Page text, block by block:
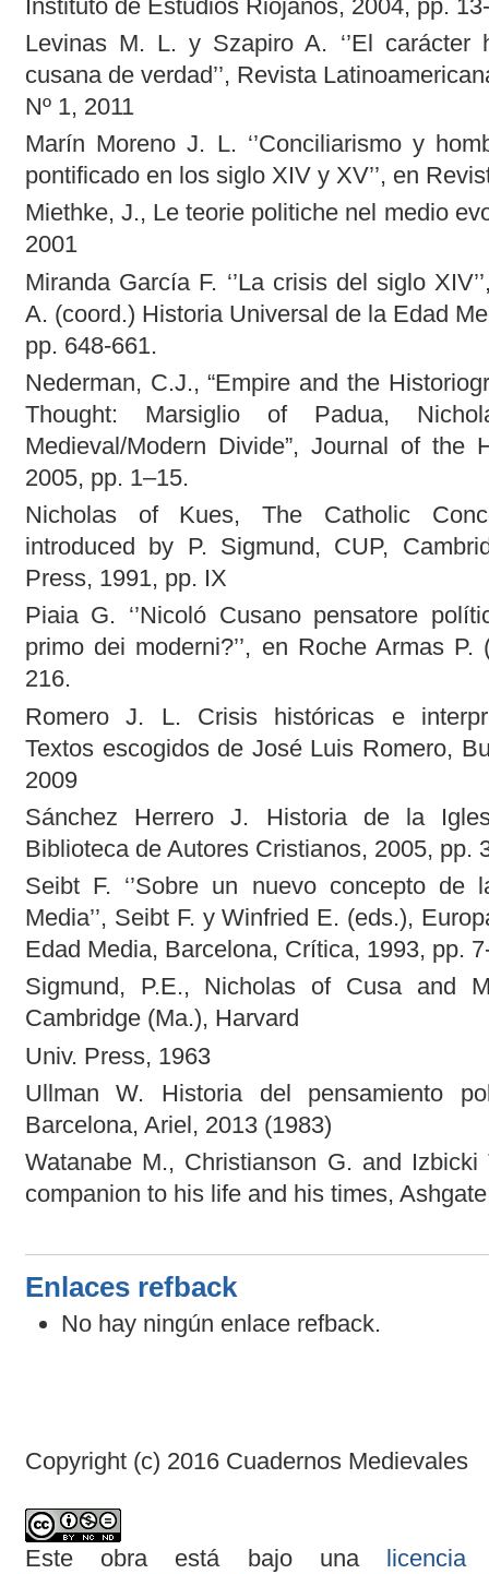
Instituto de Estudios Riojanos, 2004, pp.
Levinas M. L. y Szapiro A. ‘’El carácter
cusana de verdad’’, Revista
Nº 1, 2011
Marín Moreno J. L. ‘’Conciliarismo y
pontificado en los siglo XIV y XV’’, en
Miethke, J., Le teorie politiche nel medio
2001
Miranda García F. ‘’La crisis del siglo
A. (coord.) Historia Universal de la Edad
pp. 648-661.
Nederman, C.J., “Empire and the
Thought: Marsiglio of Padua,
Medieval/Modern Divide”, Journal of the
2005, pp. 1–15.
Nicholas of Kues, The Catholic
introduced by P. Sigmund, CUP,
Press, 1991, pp. IX
Piaia G. ‘’Nicoló Cusano pensatore
primo dei moderni?’’, en Roche Armas
216.
Romero J. L. Crisis históricas e
Textos escogidos de José Luis Romero,
2009
Sánchez Herrero J. Historia de la
Biblioteca de Autores Cristianos, 2005, pp.
Seibt F. ‘’Sobre un nuevo concepto
Media’’, Seibt F. y Winfried E. (eds.),
Edad Media, Barcelona, Crítica, 1993, pp.
Sigmund, P.E., Nicholas of Cusa and
Cambridge (Ma.), Harvard
Univ. Press, 1963
Ullman W. Historia del pensamiento
Barcelona, Ariel, 2013 (1983)
Watanabe M., Christianson G. and
companion to his life and his times,
Enlaces refback
No hay ningún enlace refback.
Copyright (c) 2016 Cuadernos Medievales
Este obra está bajo una licencia